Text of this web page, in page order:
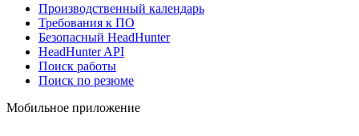
Производственный календарь
Требования к ПО
Безопасный HeadHunter
HeadHunter API
Поиск работы
Поиск по резюме
Мобильное приложение